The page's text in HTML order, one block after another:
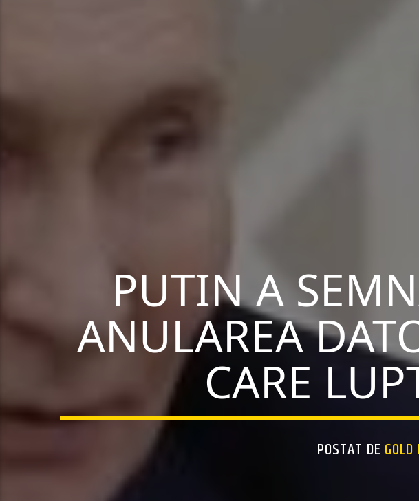
PUTIN A
ANULAREA
CARE
POSTAT DE